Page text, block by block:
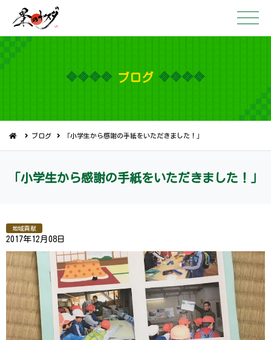
ブ ロ グ
ブログ 「小学生から感謝の手紙をいただきました！」
「小学生から感謝の手紙をいただきま し た ！ 」
地域貢献
2017年12月08日